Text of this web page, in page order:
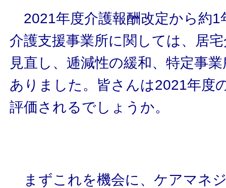
2021年度介護報酬改定から約1
介護支援事業所に関しては、居
見直し、逓減性の緩和、特定事
ありました。皆さんは2021年度
評価されるでしょうか。
まずこれを機会に、ケアマネ